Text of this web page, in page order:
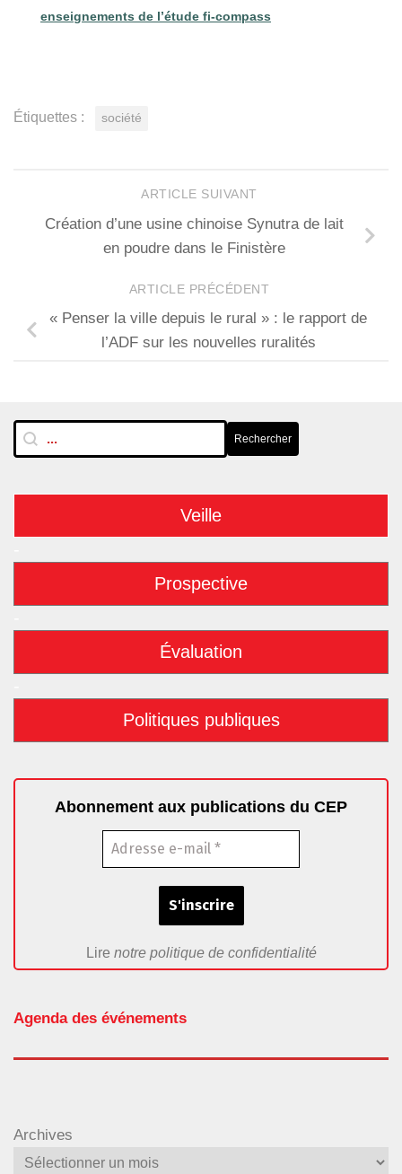
enseignements de l’étude fi-compass
Étiquettes : société
ARTICLE SUIVANT
Création d’une usine chinoise Synutra de lait
en poudre dans le Finistère
ARTICLE PRÉCÉDENT
« Penser la ville depuis le rural » : le rapport de
l’ADF sur les nouvelles ruralités
RechTextuelle-BarreLat
Rechercher Rechercher
Veille
Prospective
Évaluation
Politiques publiques
Abonnement aux publications du CEP
Lire notre politique de confidentialité
Agenda des événements
Archives